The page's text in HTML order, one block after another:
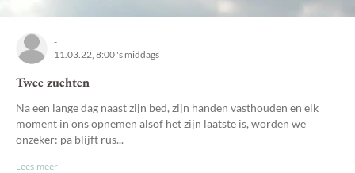
-
11.03.22, 8:00 's middags
Twee zuchten
Na een lange dag naast zijn bed, zijn handen vasthouden en elk
moment in ons opnemen alsof het zijn laatste is, worden we
onzeker: pa blijft rus...
Lees meer